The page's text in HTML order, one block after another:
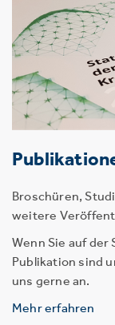
Broschüren,
weitere
Wenn Sie auf
Publikation sind
uns gerne an.
Mehr erfahren